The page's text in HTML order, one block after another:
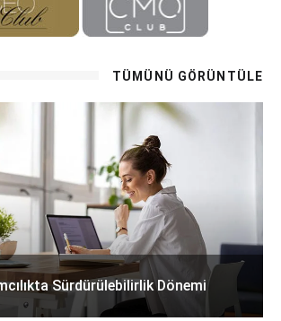
TÜMÜNÜ GÖRÜNTÜLE
Sürdürülebilirlik Dönemi